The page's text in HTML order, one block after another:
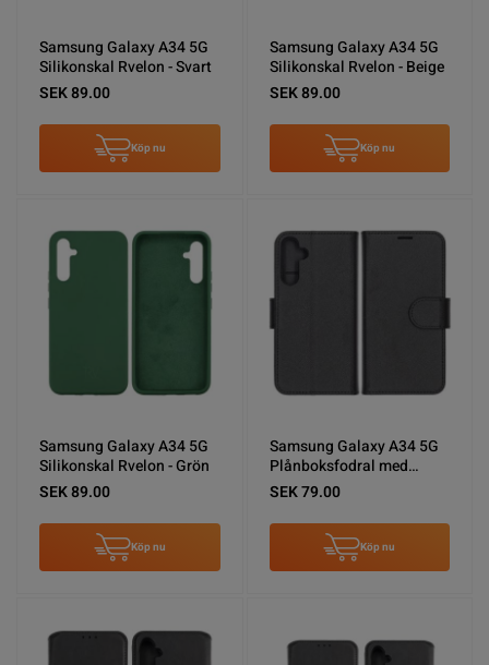
Samsung Galaxy A34 5G
Silikonskal Rvelon - Svart
SEK 89.00
Köp nu
Samsung Galaxy A34 5G
Silikonskal Rvelon - Beige
SEK 89.00
Köp nu
Samsung Galaxy A34 5G
Silikonskal Rvelon - Grön
SEK 89.00
Köp nu
Samsung Galaxy A34 5G
Plånboksfodral med
Stativ - Svart
SEK 79.00
Köp nu